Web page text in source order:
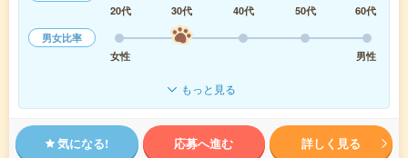
20代
30代 40代 50代
60代
男女比率
女性
男性
もっと見る
気になる! 応募へ進む 詳しく見る